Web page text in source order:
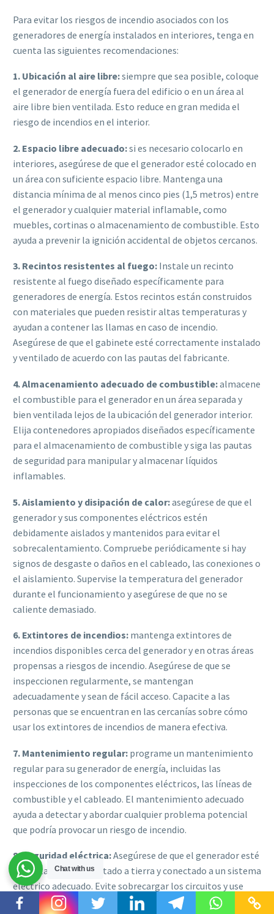
Para evitar los riesgos de incendio asociados con los
generadores de energía instalados en interiores, tenga en
cuenta las siguientes recomendaciones:
1. Ubicación al aire libre:siempre que sea posible, coloque
el generador de energía fuera del edificio o en un área al
aire libre bien ventilada. Esto reduce en gran medida el
riesgo de incendios en el interior.
2. Espacio libre adecuado:si es necesario colocarlo en
interiores, asegúrese de que el generador esté colocado en
un área con suficiente espacio libre. Mantenga una
distancia mínima de al menos cinco pies (1,5 metros) entre
el generador y cualquier material inflamable, como
muebles, cortinas o almacenamiento de combustible. Esto
ayuda a prevenir la ignición accidental de objetos cercanos.
3. Recintos resistentes al fuego: Instale un recinto
resistente al fuego diseñado específicamente para
generadores de energía. Estos recintos están construidos
con materiales que pueden resistir altas temperaturas y
ayudan a contener las llamas en caso de incendio.
Asegúrese de que el gabinete esté correctamente instalado
y ventilado de acuerdo con las pautas del fabricante.
4. Almacenamiento adecuado de combustible:almacene
el combustible para el generador en un área separada y
bien ventilada lejos de la ubicación del generador interior.
Elija contenedores apropiados diseñados específicamente
para el almacenamiento de combustible y siga las pautas
de seguridad para manipular y almacenar líquidos
inflamables.
5. Aislamiento y disipación de calor:asegúrese de que el
generador y sus componentes eléctricos estén
debidamente aislados y mantenidos para evitar el
sobrecalentamiento. Compruebe periódicamente si hay
signos de desgaste o daños en el cableado, las conexiones o
el aislamiento. Supervise la temperatura del generador
durante el funcionamiento y asegúrese de que no se
caliente demasiado.
6. Extintores de incendios: mantenga extintores de
incendios disponibles cerca del generador y en otras áreas
propensas a riesgos de incendio. Asegúrese de que se
inspeccionen regularmente, se mantengan
adecuadamente y sean de fácil acceso. Capacite a las
personas que se encuentran en las cercanías sobre cómo
usar los extintores de incendios de manera efectiva.
7. Mantenimiento regular: programe un mantenimiento
regular para su generador de energía, incluidas las
inspecciones de los componentes eléctricos, las líneas de
combustible y el cableado. El mantenimiento adecuado
ayuda a detectar y abordar cualquier problema potencial
que podría provocar un riesgo de incendio.
8. Seguridad eléctrica:Asegúrese de que el generador esté
correctamente conectado a tierra y conectado a un sistema
eléctrico adecuado. Evite sobrecargar los circuitos y use
protectores contra sobretensiones para evitar fallas
Chat with us